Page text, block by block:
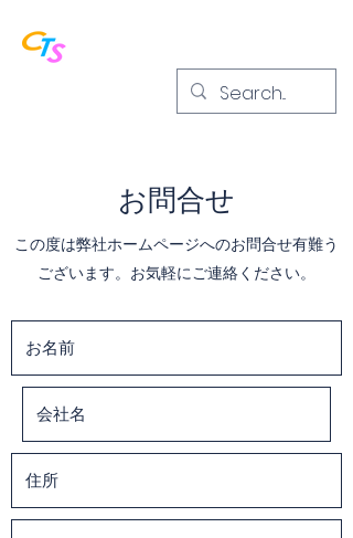
お問合せ
​この度は弊社ホームページへのお問合せ有難う
ございます。お気軽にご連絡ください。